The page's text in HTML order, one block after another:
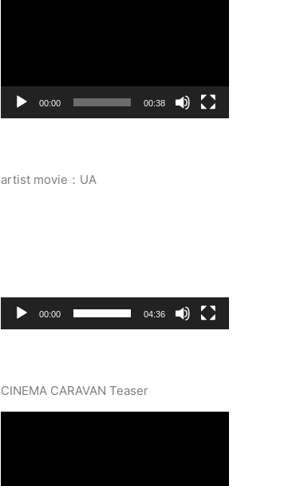
ヤ
00:00 00:38
artist movie：UA
ヤ
00:00 04:36
CINEMA CARAVAN Teaser